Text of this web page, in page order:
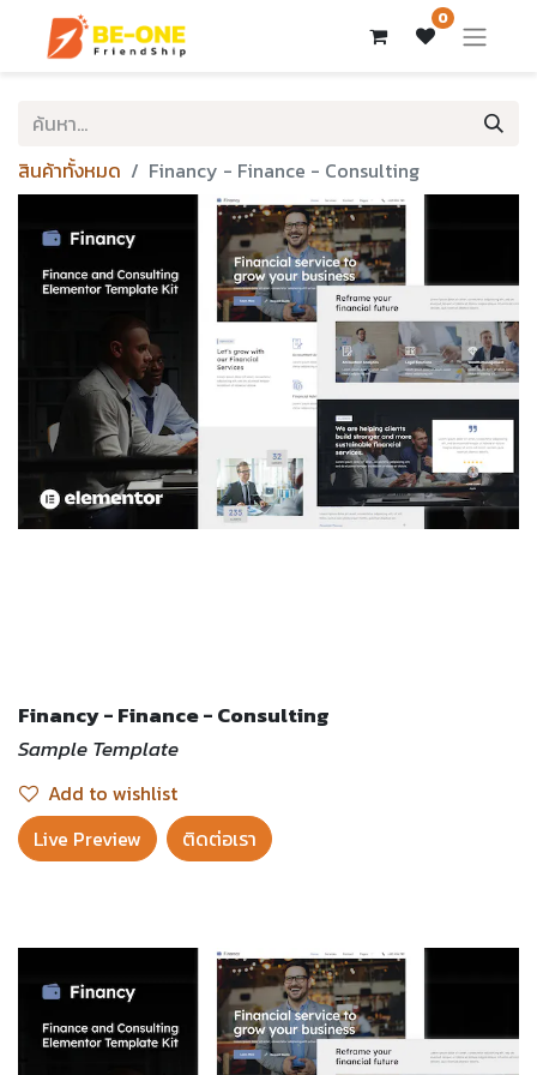
0
สินค้าทั้งหมด Financy - Finance - Consulting
Financy - Finance - Consulting
Sample Template
Add to wishlist
Live Preview​
ติดต่อเรา